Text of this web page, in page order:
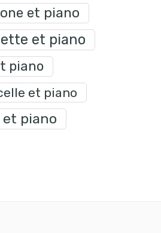
et piano
et piano
piano
et piano
piano